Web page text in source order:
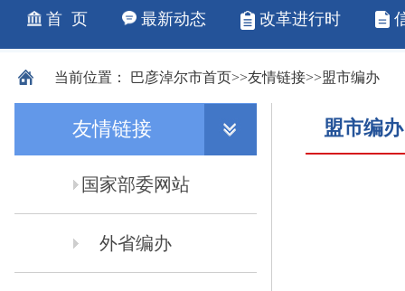
当前位置： 巴彦淖尔市首页>>友情链接>>盟市编办
友情链接
国家部委网站
外省编办
盟市编办